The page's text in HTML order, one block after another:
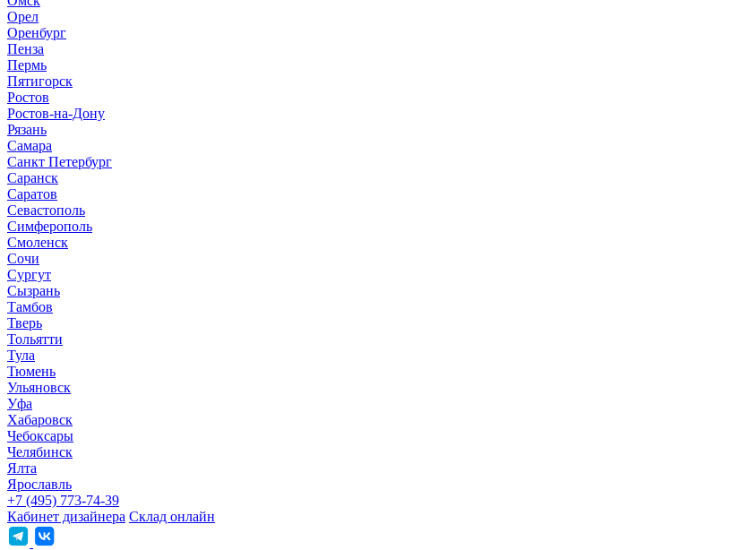
Орел
Оренбург
Пенза
Пермь
Пятигорск
Ростов
Ростов-на-Дону
Рязань
Самара
Санкт Петербург
Саранск
Саратов
Севастополь
Симферополь
Смоленск
Сочи
Сургут
Сызрань
Тамбов
Тверь
Тольятти
Тула
Тюмень
Ульяновск
Уфа
Хабаровск
Чебоксары
Челябинск
Ялта
Ярославль
+7 (495) 773-74-39
Кабинет дизайнера Склад онлайн